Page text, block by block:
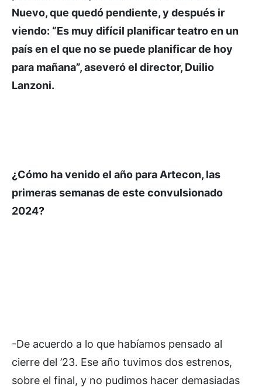
Nuevo, que quedó pendiente, y después ir
viendo: “Es muy difícil planificar teatro en un
país en el que no se puede planificar de hoy
para mañana”, aseveró el director, Duilio
Lanzoni.
¿Cómo ha venido el año para Artecon, las
primeras semanas de este convulsionado
2024?
-De acuerdo a lo que habíamos pensado al
cierre del ’23. Ese año tuvimos dos estrenos,
sobre el final, y no pudimos hacer demasiadas